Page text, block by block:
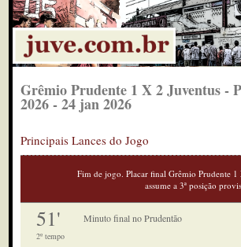
Grêmio Prudente 1 X 2 Juventus -
2026 - 24 jan 2026
Principais Lances do Jogo
Fim de jogo. Placar final Grêmio Prudente 1
assume a 3ª posição
51'
2º tempo
Minuto final no Prudentão